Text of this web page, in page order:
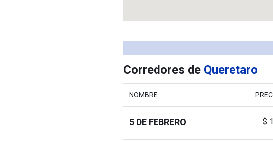
Corredores de Queretaro
NOMBRE
5 DE FEBRERO $